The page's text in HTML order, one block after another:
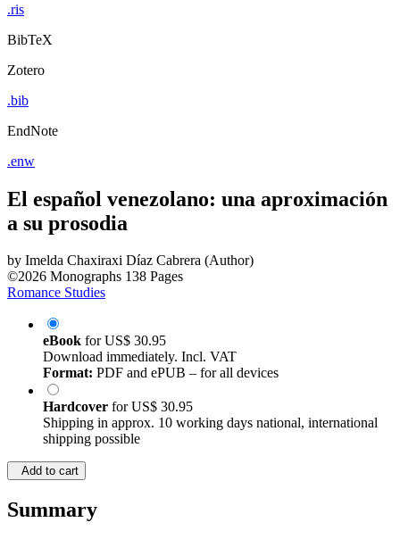
.ris
BibTeX
Zotero
.bib
EndNote
.enw
El español venezolano: una aproximación
a su prosodia
by Imelda Chaxiraxi Díaz Cabrera (Author)
©2026 Monographs 138 Pages
Romance Studies
eBook forUS$ 30.95
Download immediately. Incl. VAT
Format: PDF and ePUB – for all devices
Hardcover forUS$ 30.95
Shipping in approx. 10 working days national, international
shipping possible
Add to cart
Summary